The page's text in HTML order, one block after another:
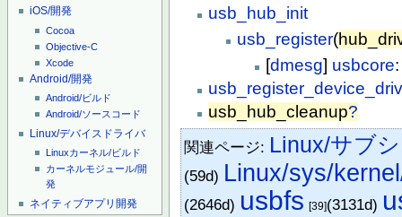
iOS/開発
Cocoa
Objective-C
Xcode
Android/開発
Android/ビルド
Android/ソースコード
Linux/デバイスドライバ
Linuxカーネル/ビルド
カーネルモジュール/開
発
ネイティブアプリ開発
usb_hub_init
usb_register(
[dmesg] usbcore
usb_hub_cleanup?
関連ページ: Linux/サブ
(59d) Linux/sys/
(2646d) usbfs [39](3131d)